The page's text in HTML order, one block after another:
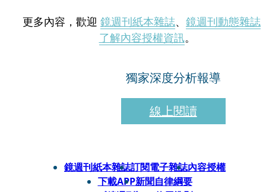
更多內容，歡迎 鏡週刊紙本雜誌、 鏡週刊動態雜誌
了解內容授權資訊。
獨家深度分析報導
線上閱讀
鏡週刊紙本雜誌訂閱電子雜誌內容授權
下載APP新聞自律綱要